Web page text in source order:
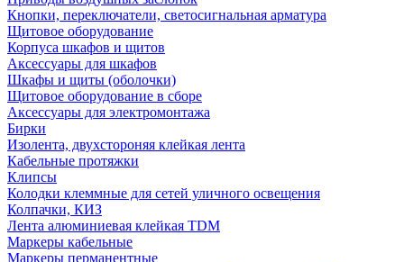
Кнопки, переключатели, светосигнальная арматура
Щитовое оборудование
Корпуса шкафов и щитов
Аксессуары для шкафов
Шкафы и щиты (оболочки)
Щитовое оборудование в сборе
Аксессуары для электромонтажа
Бирки
Изолента, двухстороняя клейкая лента
Кабельные протяжки
Клипсы
Колодки клеммные для сетей уличного освещения
Колпачки, КИЗ
Лента алюминиевая клейкая TDM
Маркеры кабельные
Маркеры перманентные